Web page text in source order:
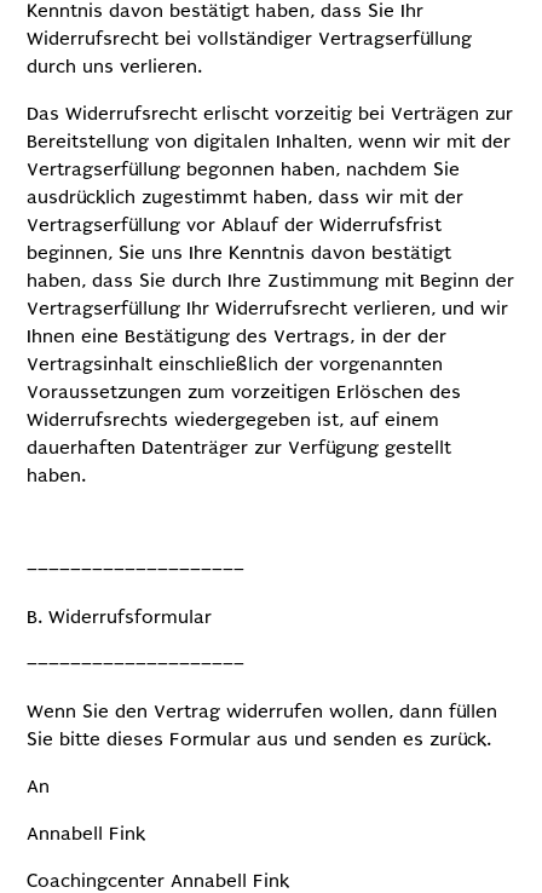
Kenntnis davon bestätigt haben, dass Sie Ihr
Widerrufsrecht bei vollständiger Vertragserfüllung
durch uns verlieren.
Das Widerrufsrecht erlischt vorzeitig bei Verträgen zur
Bereitstellung von digitalen Inhalten, wenn wir mit der
Vertragserfüllung begonnen haben, nachdem Sie
ausdrücklich zugestimmt haben, dass wir mit der
Vertragserfüllung vor Ablauf der Widerrufsfrist
beginnen, Sie uns Ihre Kenntnis davon bestätigt
haben, dass Sie durch Ihre Zustimmung mit Beginn der
Vertragserfüllung Ihr Widerrufsrecht verlieren, und wir
Ihnen eine Bestätigung des Vertrags, in der der
Vertragsinhalt einschließlich der vorgenannten
Voraussetzungen zum vorzeitigen Erlöschen des
Widerrufsrechts wiedergegeben ist, auf einem
dauerhaften Datenträger zur Verfügung gestellt
haben.
––––––––––––––––––––
B. Widerrufsformular
––––––––––––––––––––
Wenn Sie den Vertrag widerrufen wollen, dann füllen
Sie bitte dieses Formular aus und senden es zurück.
An
Annabell Fink
Coachingcenter Annabell Fink